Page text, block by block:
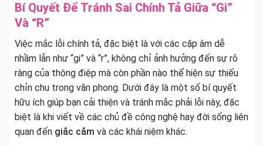
Bí Quyết Để Tránh Sai Chính Tả Giữa “Gi”
Và “R”
Việc mắc lỗi chính tả, đặc biệt là với các cặp âm dễ
nhầm lẫn như “gi” và “r”, không chỉ ảnh hưởng đến sự rõ
ràng của thông điệp mà còn phần nào thể hiện sự thiếu
chỉn chu trong văn phong. Dưới đây là một số bí quyết
hữu ích giúp bạn cải thiện và tránh mắc phải lỗi này, đặc
biệt là khi viết về các chủ đề công nghệ hay đời sống liên
quan đến giắc cắm và các khái niệm khác.